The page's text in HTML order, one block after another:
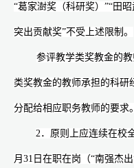
“葛家澍奖（科研奖）”“田
突出贡献奖”不受上述限制。
参评教学类奖教金的
类奖教金的教师承担的科研
分配给相应职务教师的要求。
2 ．原则上应连续在校
月 31 日在职在岗（“南强杰